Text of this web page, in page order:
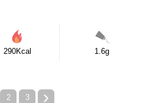
290Kcal 1.6g
2 3